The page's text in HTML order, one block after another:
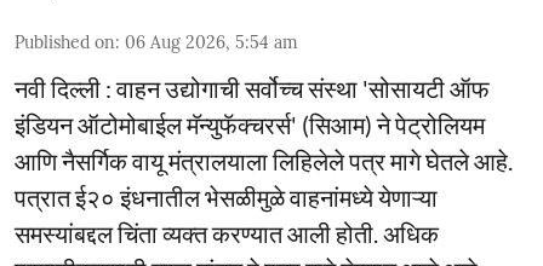
Published on: 06 Aug 2026, 5:54 am
नवी दिल्ली : वाहन उद्योगाची सर्वोच्च संस्था 'सोसायटी ऑफ
इंडियन ऑटोमोबाईल मॅन्युफॅक्चरर्स' (सिआम) ने पेट्रोलियम
आणि नैसर्गिक वायू मंत्रालयाला लिहिलेले पत्र मागे घेतले आहे.
पत्रात ई२० इंधनातील भेसळीमुळे वाहनांमध्ये येणाऱ्या
समस्यांबद्दल चिंता व्यक्त करण्यात आली होती. अधिक